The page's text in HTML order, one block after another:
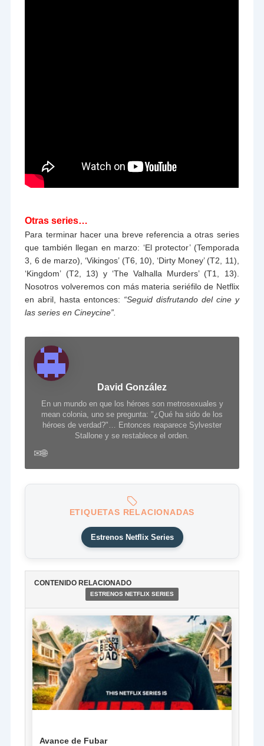
Otras series…
Para terminar hacer una breve referencia a otras series
que también llegan en marzo: ‘El protector’ (Temporada
3, 6 de marzo), ‘Vikingos’ (T6, 10), ‘Dirty Money’ (T2, 11),
‘Kingdom’ (T2, 13) y ‘The Valhalla Murders’ (T1, 13).
Nosotros volveremos con más materia seriéfilo de Netflix
en abril, hasta entonces: “Seguid disfrutando del cine y
las series en Cineycine”.
David González
En un mundo en que los héroes son metrosexuales y
mean colonia, uno se pregunta: "¿Qué ha sido de los
héroes de verdad?"… Entonces reaparece Sylvester
Stallone y se restablece el orden.
✉🌐
ETIQUETAS RELACIONADAS
Estrenos Netflix Series
CONTENIDO RELACIONADO
ESTRENOS NETFLIX SERIES
Avance de Fubar